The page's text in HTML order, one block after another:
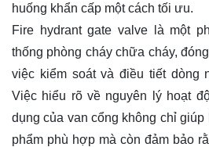
huống khẩn cấp một cách tối ưu.
Fire hydrant gate valve là một
thống phòng cháy chữa cháy,
việc kiểm soát và điều tiết dòng
Việc hiểu rõ về nguyên lý hoạt
dụng của van cổng không chỉ
phẩm phù hợp mà còn đảm bảo